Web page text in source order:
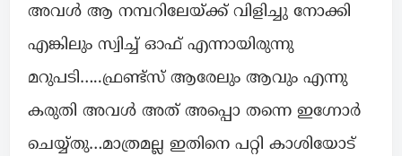
അവൾ ആ നമ്പറിലേയ്ക്ക് വിളിച്ചു നോക്കി
എങ്കിലും സ്വിച്ച് ഓഫ് എന്നായിരുന്നു
മറുപടി…..ഫ്രണ്ട്സ് ആരേലും ആവും എന്നു
കരുതി അവൾ അത് അപ്പൊ തന്നെ ഇഗ്നോർ
ചെയ്യ്തു…മാത്രമല്ല ഇതിനെ പറ്റി കാശിയോട്